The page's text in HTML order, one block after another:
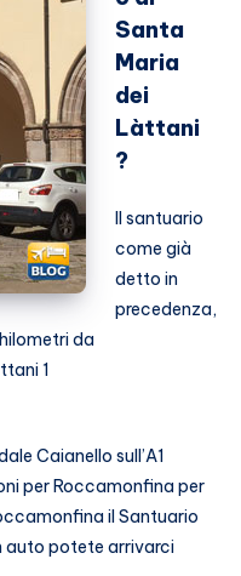
Santa
Maria
dei
Làttani
?
Il santuario
come già
detto in
precedenza,
da
1
Caianello sull’A1
per Roccamonfina per
il Santuario
auto potete arrivarci